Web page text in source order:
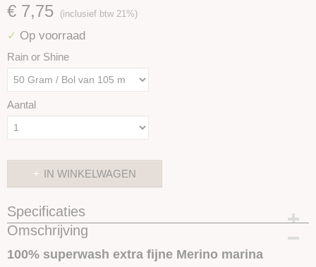
€ 7,75 (inclusief btw 21%)
✓ Op voorraad
Rain or Shine
Aantal
IN WINKELWAGEN
Specificaties
Productcode
Omschrijving
100% superwash extra fijne Merino marina